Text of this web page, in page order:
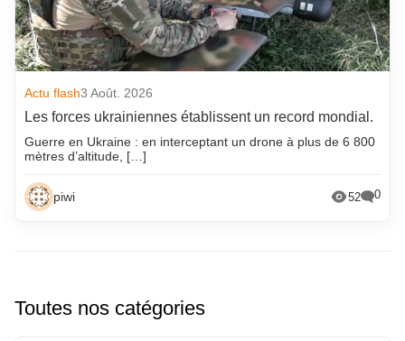
Actu flash3 Août. 2026
Les forces ukrainiennes établissent un record mondial.
Guerre en Ukraine : en interceptant un drone à plus de 6 800
mètres d’altitude, […]
piwi 52 0
Toutes nos catégories